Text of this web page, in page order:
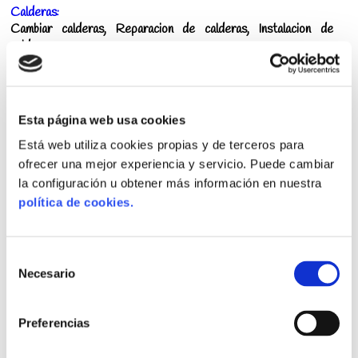
Esta página web usa cookies
Está web utiliza cookies propias y de terceros para
ofrecer una mejor experiencia y servicio. Puede cambiar
la configuración u obtener más información en nuestra
política de cookies.
Necesario
Preferencias
Calderas:
Cambiar calderas, Reparacion de calderas, Instalacion de
calderas.
Tuberias, Certificados de Gas emitidos por Instaladores y
Técnicos Oficiales de Gas Natural Autorizados por Industria.
Reductor de Presion de Agua:
Instalar regulador de presion de agua, Cambiar válvula
reductora de presión de agua, etc.
Don Aviso La Florida, tiene los mejores
fontaneros autorizados